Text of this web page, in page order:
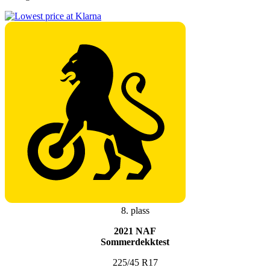
8. plass
2021 NAF
Sommerdekktest
225/45 R17